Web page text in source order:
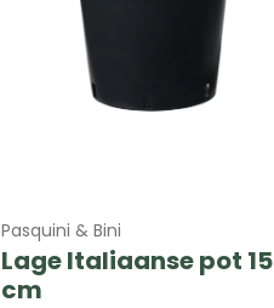
Pasquini & Bini
Lage Italiaanse pot 15
cm